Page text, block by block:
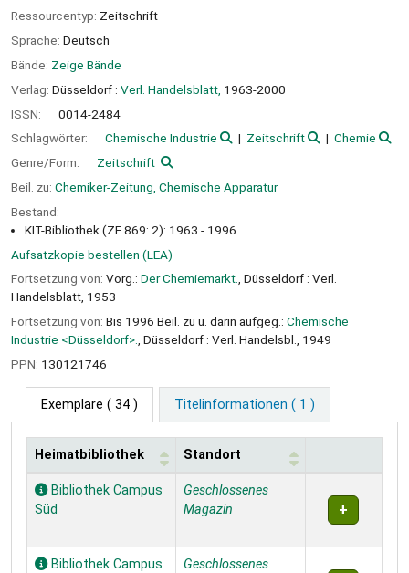
Ressourcentyp: Zeitschrift
Sprache: Deutsch
Bände: Zeige Bände
Verlag: Düsseldorf : Verl. Handelsblatt, 1963-2000
ISSN:
0014-2484
Schlagwörter:
Chemische Industrie Zeitschrift
Chemie
Genre/Form:
Zeitschrift
Beil. zu: Chemiker-Zeitung, Chemische Apparatur
Bestand:
KIT-Bibliothek (ZE 869: 2): 1963 - 1996
Aufsatzkopie bestellen (LEA)
Fortsetzung von: Vorg.: Der Chemiemarkt., Düsseldorf : Verl.
Handelsblatt, 1953
Fortsetzung von: Bis 1996 Beil. zu u. darin aufgeg.: Chemische
Industrie <Düsseldorf>. , Düsseldorf : Verl. Handelsbl., 1949
PPN: 130121746
Exemplare ( 34 ) Titelinformationen ( 1 )
Exemplare
Heimatbibliothek Standort
Bibliothek Campus
Süd
Geschlossenes
Magazin
Bibliothek Campus
Geschlossenes